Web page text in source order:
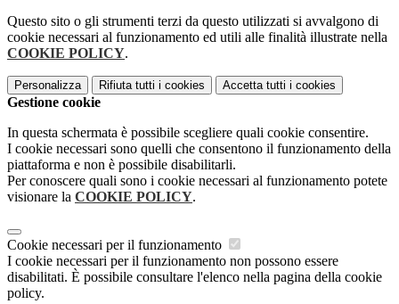
Questo sito o gli strumenti terzi da questo utilizzati si avvalgono di
cookie necessari al funzionamento ed utili alle finalità illustrate nella
COOKIE POLICY.
Personalizza Rifiuta tutti i cookies Accetta tutti i cookies
Gestione cookie
In questa schermata è possibile scegliere quali cookie consentire.
I cookie necessari sono quelli che consentono il funzionamento della
piattaforma e non è possibile disabilitarli.
Per conoscere quali sono i cookie necessari al funzionamento potete
visionare la COOKIE POLICY.
Cookie necessari per il funzionamento
I cookie necessari per il funzionamento non possono essere
disabilitati. È possibile consultare l'elenco nella pagina della cookie
policy.